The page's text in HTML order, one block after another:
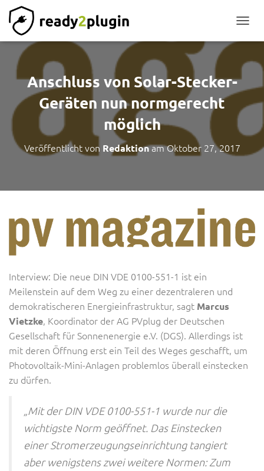
Anschluss von Solar-Stecker-
Geräten nun normgerecht
möglich
Veröffentlicht von RedaktionamOktober 27, 2017
Interview: Die neue DIN VDE 0100-551-1 ist ein
Meilenstein auf dem Weg zu einer dezentraleren und
demokratischeren Energieinfrastruktur, sagt Marcus
Vietzke, Koordinator der AG PVplug der Deutschen
Gesellschaft für Sonnenenergie e.V. (DGS). Allerdings ist
mit deren Öffnung erst ein Teil des Weges geschafft, um
Photovoltaik-Mini-Anlagen problemlos überall einstecken
zu dürfen.
„Mit der DIN VDE 0100-551-1 wurde nur die
wichtigste Norm geöffnet. Das Einstecken
einer Stromerzeugungseinrichtung tangiert
aber wenigstens zwei weitere Normen: Zum